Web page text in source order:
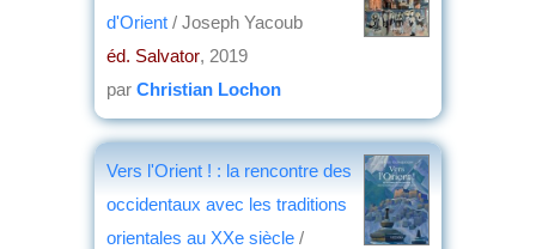
d'Orient / Joseph Yacoub
éd. Salvator, 2019
par Christian Lochon
Vers l'Orient ! : la rencontre des
occidentaux avec les traditions
orientales au XXe siècle /